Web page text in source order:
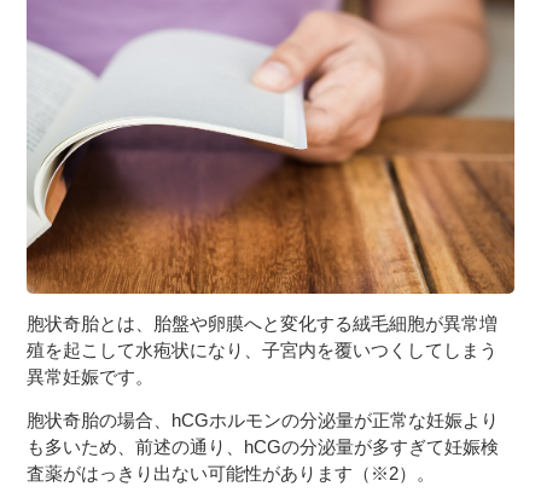
胞状奇胎とは、胎盤や卵膜へと変化する絨毛細胞が異常増
殖を起こして水疱状になり、子宮内を覆いつくしてしまう
異常妊娠です。
胞状奇胎の場合、hCGホルモンの分泌量が正常な妊娠より
も多いため、前述の通り、hCGの分泌量が多すぎて妊娠検
査薬がはっきり出ない可能性があります（※2）。